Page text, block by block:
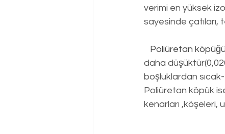
verimi en yüksek
sayesinde çatıları,
Poliüretan
daha
boşluklardan
Poliüretan köpük
kenarları ,köşeleri,